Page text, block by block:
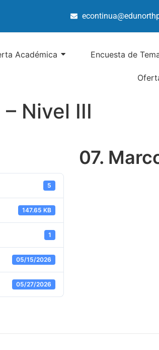
Académica Encuesta de
Nivel III
5
147.65 KB
1
05/15/2026
05/27/2026
07.